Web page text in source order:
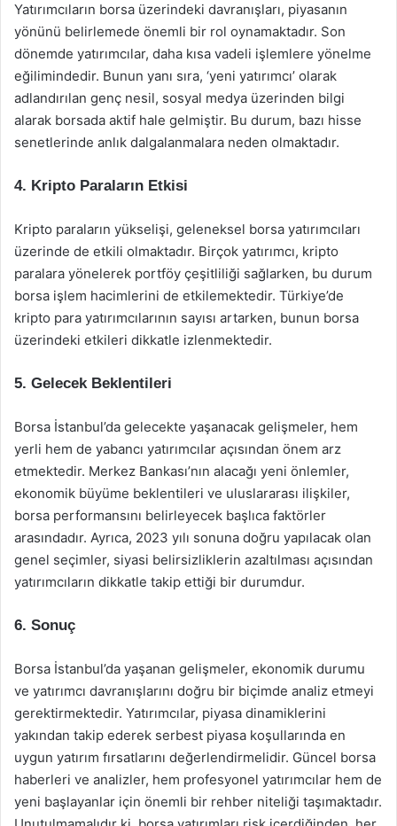
Yatırımcıların borsa üzerindeki davranışları, piyasanın
yönünü belirlemede önemli bir rol oynamaktadır. Son
dönemde yatırımcılar, daha kısa vadeli işlemlere yönelme
eğilimindedir. Bunun yanı sıra, ‘yeni yatırımcı’ olarak
adlandırılan genç nesil, sosyal medya üzerinden bilgi
alarak borsada aktif hale gelmiştir. Bu durum, bazı hisse
senetlerinde anlık dalgalanmalara neden olmaktadır.
4. Kripto Paraların Etkisi
Kripto paraların yükselişi, geleneksel borsa yatırımcıları
üzerinde de etkili olmaktadır. Birçok yatırımcı, kripto
paralara yönelerek portföy çeşitliliği sağlarken, bu durum
borsa işlem hacimlerini de etkilemektedir. Türkiye’de
kripto para yatırımcılarının sayısı artarken, bunun borsa
üzerindeki etkileri dikkatle izlenmektedir.
5. Gelecek Beklentileri
Borsa İstanbul’da gelecekte yaşanacak gelişmeler, hem
yerli hem de yabancı yatırımcılar açısından önem arz
etmektedir. Merkez Bankası’nın alacağı yeni önlemler,
ekonomik büyüme beklentileri ve uluslararası ilişkiler,
borsa performansını belirleyecek başlıca faktörler
arasındadır. Ayrıca, 2023 yılı sonuna doğru yapılacak olan
genel seçimler, siyasi belirsizliklerin azaltılması açısından
yatırımcıların dikkatle takip ettiği bir durumdur.
6. Sonuç
Borsa İstanbul’da yaşanan gelişmeler, ekonomik durumu
ve yatırımcı davranışlarını doğru bir biçimde analiz etmeyi
gerektirmektedir. Yatırımcılar, piyasa dinamiklerini
yakından takip ederek serbest piyasa koşullarında en
uygun yatırım fırsatlarını değerlendirmelidir. Güncel borsa
haberleri ve analizler, hem profesyonel yatırımcılar hem de
yeni başlayanlar için önemli bir rehber niteliği taşımaktadır.